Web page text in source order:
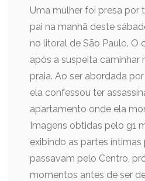
Uma mulher foi presa por
pai na manhã deste
no litoral de São Paulo. O
após a suspeita caminhar
praia. Ao ser abordada
ela confessou ter
apartamento onde ela
Imagens obtidas pelo g1
exibindo as partes
passavam pelo Centro,
momentos antes de ser